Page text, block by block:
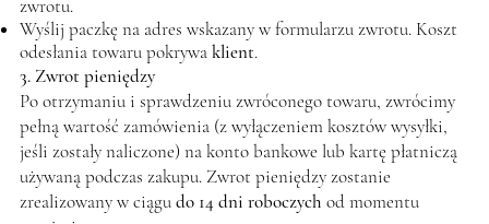
zwrotu.
Wyślij paczkę na adres wskazany w formularzu zwrotu. Koszt
odesłania towaru pokrywaklient.
3. Zwrot pieniędzy
Po otrzymaniu i sprawdzeniu zwróconego towaru, zwrócimy
pełną wartość zamówienia (z wyłączeniem kosztów wysyłki,
jeśli zostały naliczone) na konto bankowe lub kartę płatniczą
używaną podczas zakupu. Zwrot pieniędzy zostanie
zrealizowany w ciągudo 14 dni roboczych od momentu